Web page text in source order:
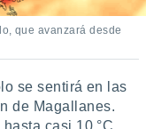
que avanzará desde
se sentirá en las
de Magallanes.
casi 10 °C